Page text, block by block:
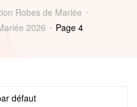
Robes de Mariée
2026
Page 4